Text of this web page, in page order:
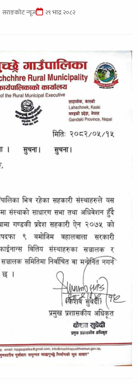
सराङकोट न्यूज २९ भाद्र २०८२